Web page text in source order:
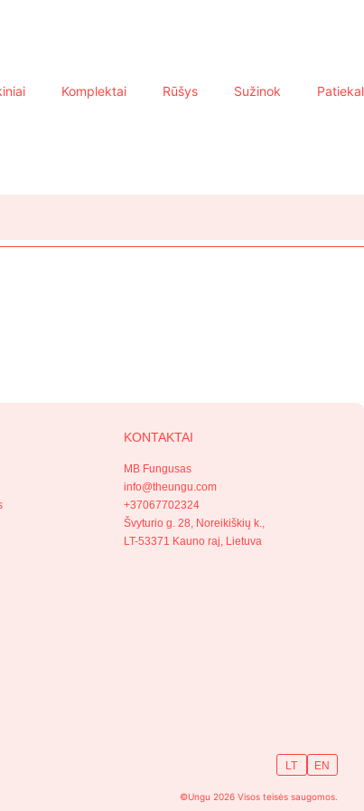
Komplektai Rūšys Sužinok
KONTAKTAI
MB Fungusas
info@theungu.com
+37067702324
Švyturio g. 28, Noreikiškių k.,
LT-53371 Kauno raj, Lietuva
LT EN
©Ungu 2026 Visos teisės saugomos.